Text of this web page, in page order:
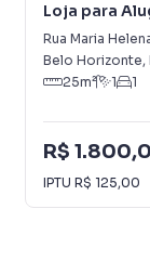
Loja para
Rua Maria
Belo Horizonte,
25m² 1 1
R$
IPTU R$ 125,00